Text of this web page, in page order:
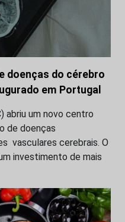
doenças do cérebro
em Portugal
abriu um novo centro
de doenças
vasculares cerebrais. O
investimento de mais